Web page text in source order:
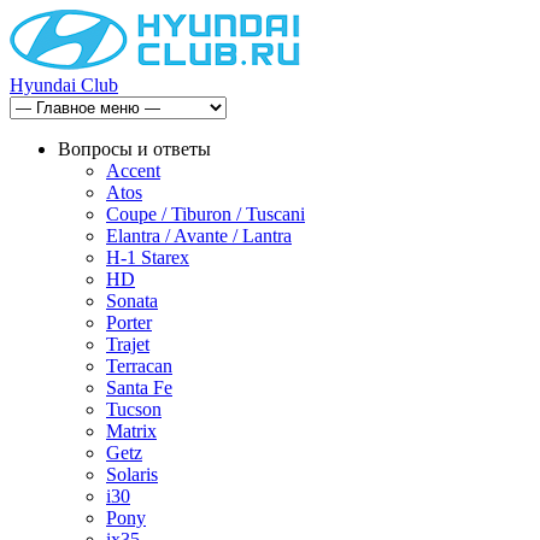
Hyundai Club
Вопросы и ответы
Accent
Atos
Coupe / Tiburon / Tuscani
Elantra / Avante / Lantra
H-1 Starex
HD
Sonata
Porter
Trajet
Terracan
Santa Fe
Tucson
Matrix
Getz
Solaris
i30
Pony